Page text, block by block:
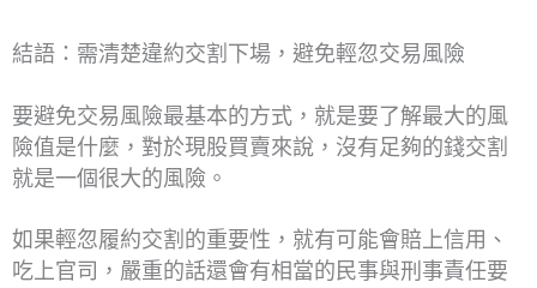
結語：需清楚違約交割下場，避免輕忽交易風險
要避免交易風險最基本的方式，就是要了解最大的風
險值是什麼，對於現股買賣來說，沒有足夠的錢交割
就是一個很大的風險。
如果輕忽履約交割的重要性，就有可能會賠上信用、
吃上官司，嚴重的話還會有相當的民事與刑事責任要